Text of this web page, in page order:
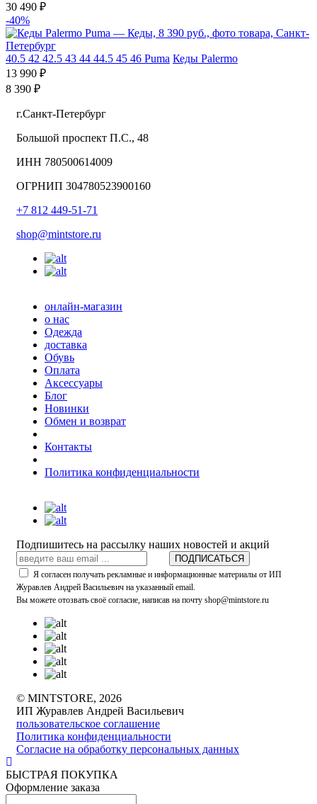
30 490 ₽
-40%
40.5 42 42.5 43 44 44.5 45 46 Puma Кеды Palermo
13 990 ₽
8 390 ₽
г.Санкт-Петербург
Большой проспект П.С., 48
ИНН 780500614009
ОГРНИП 304780523900160
+7 812 449-51-71
shop@mintstore.ru
онлайн-магазин
о нас
Одежда
доставка
Обувь
Оплата
Аксессуары
Блог
Новинки
Обмен и возврат
Контакты
Политика конфиденциальности
Подпишитесь на рассылку наших новостей и акций
ПОДПИСАТЬСЯ
Я согласен получать рекламные и информационные материалы от ИП
Журавлев Андрей Васильевич на указанный email.
Вы можете отозвать своё согласие, написав на почту shop@mintstore.ru
© MINTSTORE, 2026
ИП Журавлев Андрей Васильевич
пользовательское соглашение
Политика конфиденциальности
Согласие на обработку персональных данных
БЫСТРАЯ ПОКУПКА
Оформление заказа